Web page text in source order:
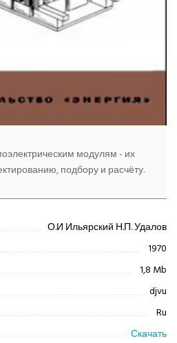
модулям - их
подбору и расчёту.
О.И Ильярский Н.П. Удалов
1970
1,8 Mb
djvu
Ru
Скачать